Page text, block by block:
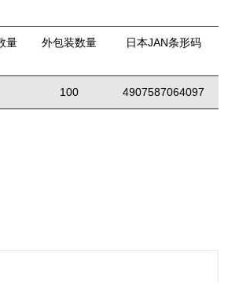
量 外包装数量 日本JAN条形码
100 4907587064097